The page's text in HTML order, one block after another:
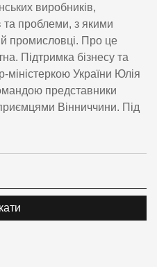
виробників,
та проблеми, з якими
й промисловці. Про це
Підтримка бізнесу та
міністеркою України Юлія
представники
Вінниччини. Під